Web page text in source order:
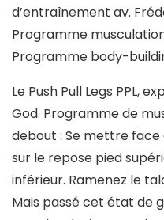
d’entraînement av.
Programme
Programme body-
Le Push Pull Legs PPL,
God. Programme de
debout : Se mettre
sur le repose pied
inférieur. Ramenez le
Mais passé cet état de